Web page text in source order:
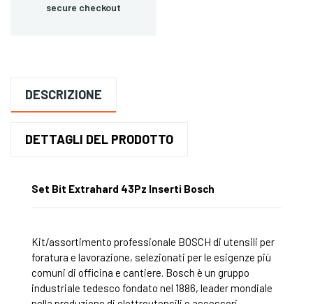
secure checkout
DESCRIZIONE
DETTAGLI DEL PRODOTTO
Set Bit Extrahard 43Pz Inserti Bosch
Kit/assortimento professionale BOSCH di utensili per
foratura e lavorazione, selezionati per le esigenze più
comuni di officina e cantiere. Bosch è un gruppo
industriale tedesco fondato nel 1886, leader mondiale